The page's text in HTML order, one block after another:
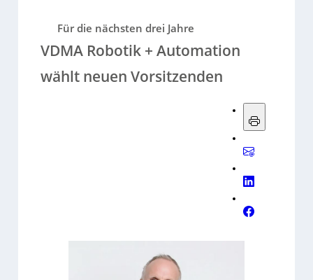
Für die nächsten drei Jahre
VDMA Robotik + Automation
wählt neuen Vorsitzenden